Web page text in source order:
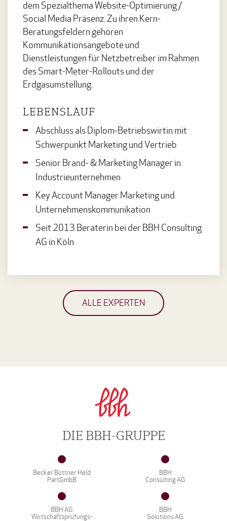
dem Spezialthema Website-Optimierung /
Social Media Präsenz. Zu ihren Kern-
Beratungsfeldern gehören
Kommunikationsangebote und
Dienstleistungen für Netzbetreiber im Rahmen
des Smart-Meter-Rollouts und der
Erdgasumstellung.
LEBENSLAUF
Abschluss als Diplom-Betriebswirtin mit
Schwerpunkt Marketing und Vertrieb
Senior Brand- & Marketing Manager in
Industrieunternehmen
Key Account Manager Marketing und
Unternehmenskommunikation
Seit 2013 Beraterin bei der BBH Consulting
AG in Köln
ALLE EXPERTEN
DIE BBH-GRUPPE
Becker Büttner Held
PartGmbB
BBH
Consulting AG
BBH AG
Wirtschaftsprüfungs-
BBH
Solutions AG